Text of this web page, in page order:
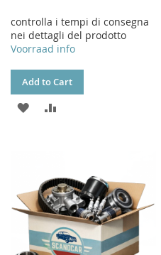
controlla i tempi di consegna
nei dettagli del prodotto
Voorraad info
Add to Cart
ADD
LIST